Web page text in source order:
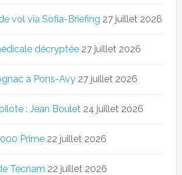
vol via Sofia-Briefing 27 juillet 2026
décryptée 27 juillet 2026
à Pons-Avy 27 juillet 2026
: Jean Boulet 24 juillet 2026
Prime 22 juillet 2026
Tecnam 22 juillet 2026